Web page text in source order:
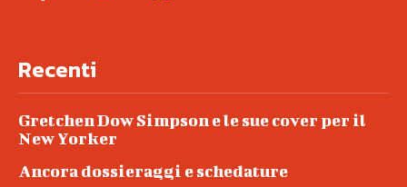
Recenti
Gretchen Dow Simpson e le sue cover per il
New Yorker
Ancora dossieraggi e schedature